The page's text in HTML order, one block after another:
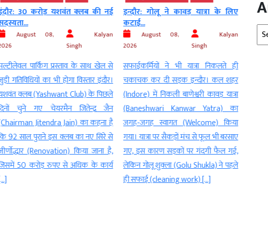
इन्दौर: गोलू ने कावड़ यात्रा के लिए
कटाई...
August 08,
2026
Kalyan
Singh
सफाईकर्मियों ने भी यात्रा निकलते ही
चकाचक कर दी सड़क इन्दौर। कल शहर
(Indore) में निकली बाणेश्वरी कावड़ यात्रा
(Baneshwari Kanwar Yatra) का
जगह-जगह स्वागत (Welcome) किया
गया। यात्रा पर सैकड़ों मंच से फूल भी बरसाए
गए, इस कारण सड़कों पर गंदगी फैल गई,
लेकिन गोलू शुक्ला (Golu Shukla) ने पहले
ही सफाई (cleaning work) […]
इंदौर: पटवारियों की हड़ताल खत्म, काम
पर लौटे
August 08,
2026
Kalyan
Singh
मांगों पर सरकार के आश्वासन के बाद संघ ने 3
माह के लिए आंदोलन किया स्थगित इंदौर।
अपनी विभिन्न मांगों को लेकर हड़ताल
(strike) पर चल रहे पटवारियों (Patwaris)
ने सरकार (Government) के आश्वासन के
बाद आंदोलन स्थगित कर दिया है। मध्यप्रदेश
पटवारी संघ के प्रांताध्यक्ष ने उपस्थित जिला
अध्यक्षों की सहमति से हड़ताल को […]